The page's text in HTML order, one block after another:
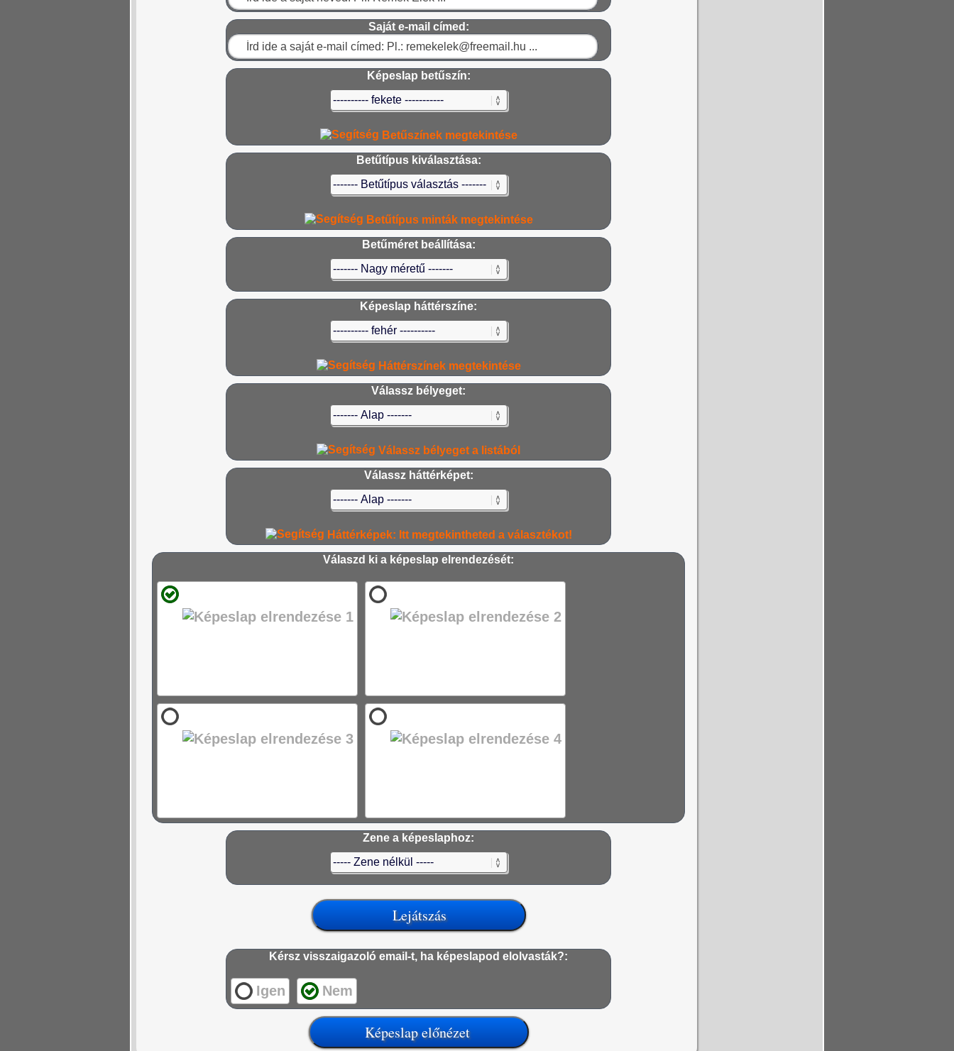
Saját e-mail címed:
Képeslap betűszín:
Betűszínek megtekintése
Betűtípus kiválasztása:
Betűtípus minták megtekintése
Betűméret beállítása:
Képeslap háttérszíne:
Háttérszínek megtekintése
Válassz bélyeget:
Válassz bélyeget a listából
Válassz háttérképet:
Háttérképek: Itt megtekintheted a választékot!
Válaszd ki a képeslap elrendezését:
Zene a képeslaphoz:
Kérsz visszaigazoló email-t, ha képeslapod elolvasták?:
Igen Nem